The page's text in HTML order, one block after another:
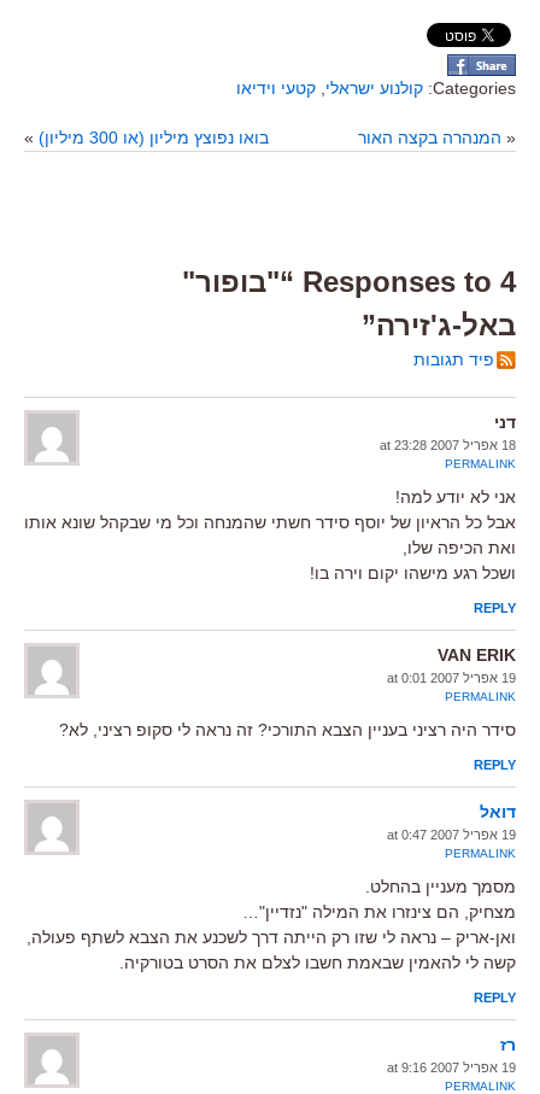
Categories: קולנוע ישראלי קטעי וידיאו
« המנהרה בקצה האור בואו נפוצץ מיליון (או 300 מיליון) »
4 Responses to “"בופור"
באל-ג'זירה”
פיד תגובות
דני
18 אפריל 2007 at 23:28
PERMALINK
אני לא יודע למה!
אבל כל הראיון של יוסף סידר חשתי שהמנחה וכל מי שבקהל שונא אותו
ואת הכיפה שלו,
ושכל רגע מישהו יקום וירה בו!
REPLY
VAN ERIK
19 אפריל 2007 at 0:01
PERMALINK
סידר היה רציני בעניין הצבא התורכי? זה נראה לי סקופ רציני, לא?
REPLY
דואל
19 אפריל 2007 at 0:47
PERMALINK
מסמך מעניין בהחלט.
מצחיק, הם צינזרו את המילה "נזדיין"…
ואן-אריק – נראה לי שזו רק הייתה דרך לשכנע את הצבא לשתף פעולה,
קשה לי להאמין שבאמת חשבו לצלם את הסרט בטורקיה.
REPLY
רז
19 אפריל 2007 at 9:16
PERMALINK